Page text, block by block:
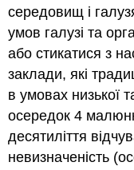
середовищ і
умов галузі та
або стикатися з
заклади, які
в умовах низької
осередок 4
десятиліття
невизначеність